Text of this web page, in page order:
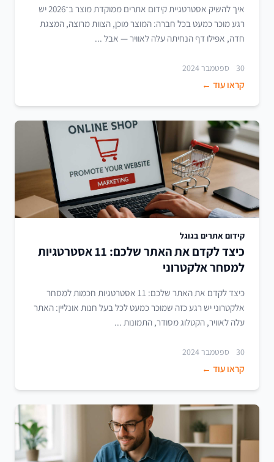
איך להשיק אסטרטגיית קידום אתרים ממוקדת מוצר ב־2026 יש
רגע מוכר כמעט בכל חברה: המוצר מוכן, הצוות מרוצה, המצגת
חדה, אפילו דף הנחיתה עלה לאוויר — אבל ...
30 ספטמבר 2024
קראו עוד ←
קידום אתרים בגוגל
כיצד לקדם את האתר שלכם: 11 אסטרטגיות
למסחר אלקטרוני
כיצד לקדם את האתר שלכם: 11 אסטרטגיות חכמות למסחר
אלקטרוני יש רגע כזה שמוכר כמעט לכל בעל חנות אונליין: האתר
עלה לאוויר, הקטלוג מסודר, התמונות ...
30 ספטמבר 2024
קראו עוד ←